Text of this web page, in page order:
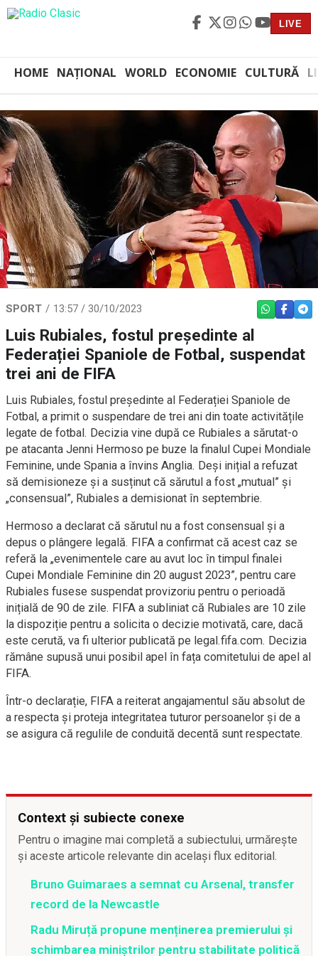
LIVE
HOME NAȚIONAL WORLD ECONOMIE CULTURĂ
SPORT 13:57 / 30/10/2023 WHATSAPP
Luis Rubiales, fostul președinte al
Federației Spaniole de Fotbal, suspendat
trei ani de FIFA
Luis Rubiales, fostul președinte al Federației Spaniole de
Fotbal, a primit o suspendare de trei ani din toate activitățile
legate de fotbal. Decizia vine după ce Rubiales a sărutat-o
pe atacanta Jenni Hermoso pe buze la finalul Cupei Mondiale
Feminine, unde Spania a învins Anglia. Deși inițial a refuzat
să demisioneze și a susținut că sărutul a fost „mutual” și
„consensual”, Rubiales a demisionat în septembrie.
Hermoso a declarat că sărutul nu a fost consensual și a
depus o plângere legală. FIFA a confirmat că acest caz se
referă la „evenimentele care au avut loc în timpul finalei
Cupei Mondiale Feminine din 20 august 2023”, pentru care
Rubiales fusese suspendat provizoriu pentru o perioadă
inițială de 90 de zile. FIFA a subliniat că Rubiales are 10 zile
la dispoziție pentru a solicita o decizie motivată, care, dacă
este cerută, va fi ulterior publicată pe legal.fifa.com. Decizia
rămâne supusă unui posibil apel în fața comitetului de apel al
FIFA.
Într-o declarație, FIFA a reiterat angajamentul său absolut de
a respecta și proteja integritatea tuturor persoanelor și de a
se asigura că regulile de conduită decentă sunt respectate.
Context și subiecte conexe
Pentru o imagine mai completă a subiectului, urmărește
și aceste articole relevante din același flux editorial.
Bruno Guimaraes a semnat cu Arsenal, transfer
record de la Newcastle
Radu Miruță propune menținerea premierului și
schimbarea miniștrilor pentru stabilitate politică